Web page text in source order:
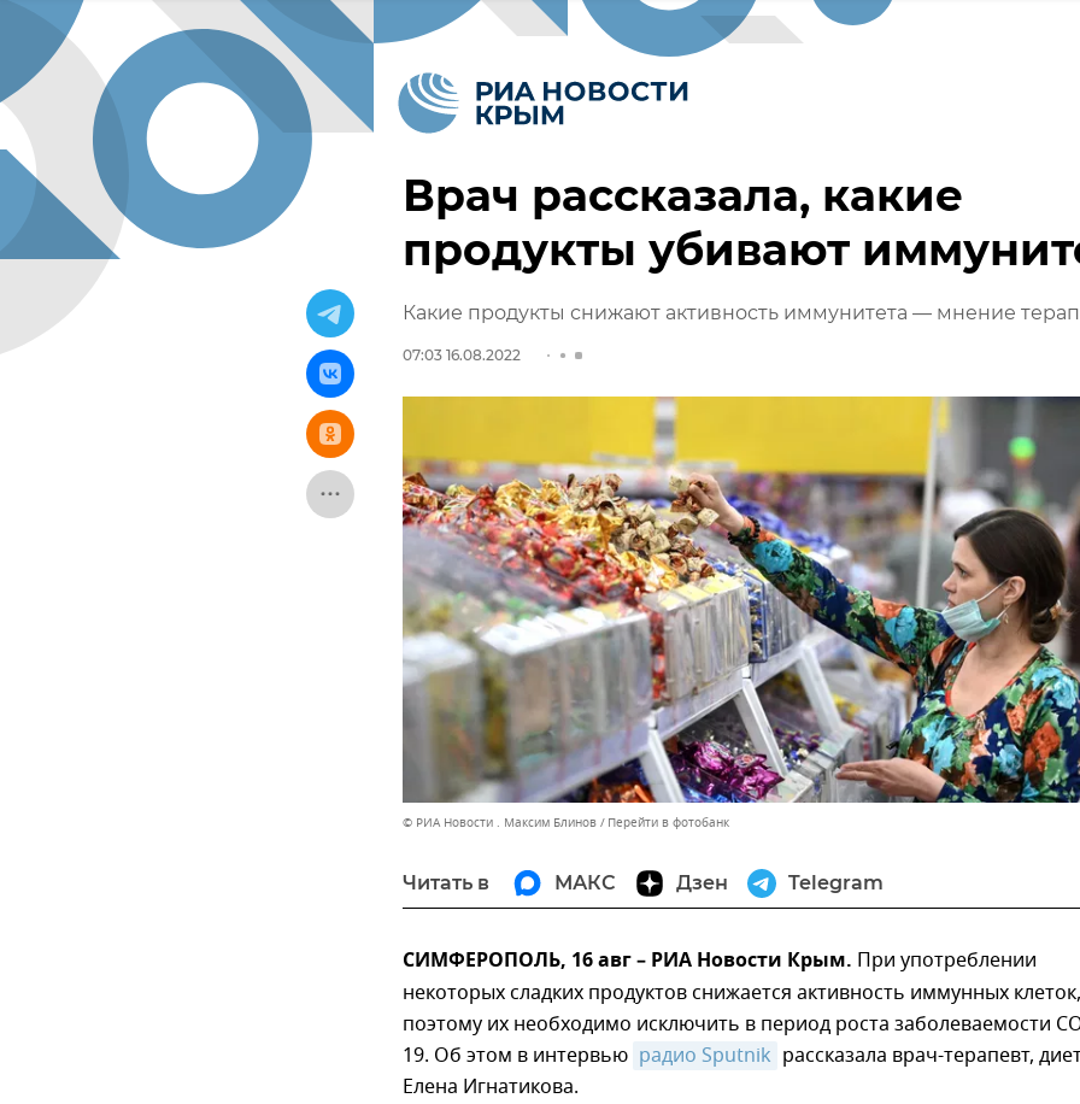
Врач рассказала, какие
продукты убивают
Какие продукты снижают активность иммунитета — мнение
07:03 16.08.2022
© РИА Новости . Максим Блинов Перейти в фотобанк
Читать в МАКС Дзен Telegram
СИМФЕРОПОЛЬ, 16 авг – РИА Новости Крым. При употреблении
некоторых сладких продуктов снижается активность иммунных клеток,
поэтому их необходимо исключить в период роста заболеваемости
19. Об этом в интервью радио Sputnik рассказала врач-терапевт,
Елена Игнатикова.